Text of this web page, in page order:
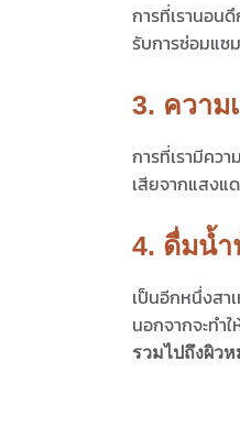
การที่เรานอน
รับการซ่อมแซ
3. ความ
การที่เรามีคว
เสียจากแสงแ
4. ดื่มน้ำ
เป็นอีกหนึ่งสา
นอกจากจะทำ
รวมไปถึงผิว